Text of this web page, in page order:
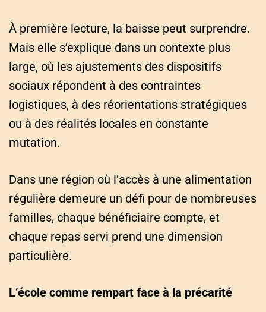
À première lecture, la baisse peut surprendre.
Mais elle s’explique dans un contexte plus
large, où les ajustements des dispositifs
sociaux répondent à des contraintes
logistiques, à des réorientations stratégiques
ou à des réalités locales en constante
mutation.
Dans une région où l’accès à une alimentation
régulière demeure un défi pour de nombreuses
familles, chaque bénéficiaire compte, et
chaque repas servi prend une dimension
particulière.
L’école comme rempart face à la précarité